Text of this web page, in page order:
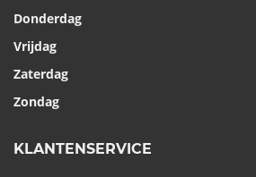
Donderdag
Vrijdag
Zaterdag
Zondag
KLANTENSERVICE